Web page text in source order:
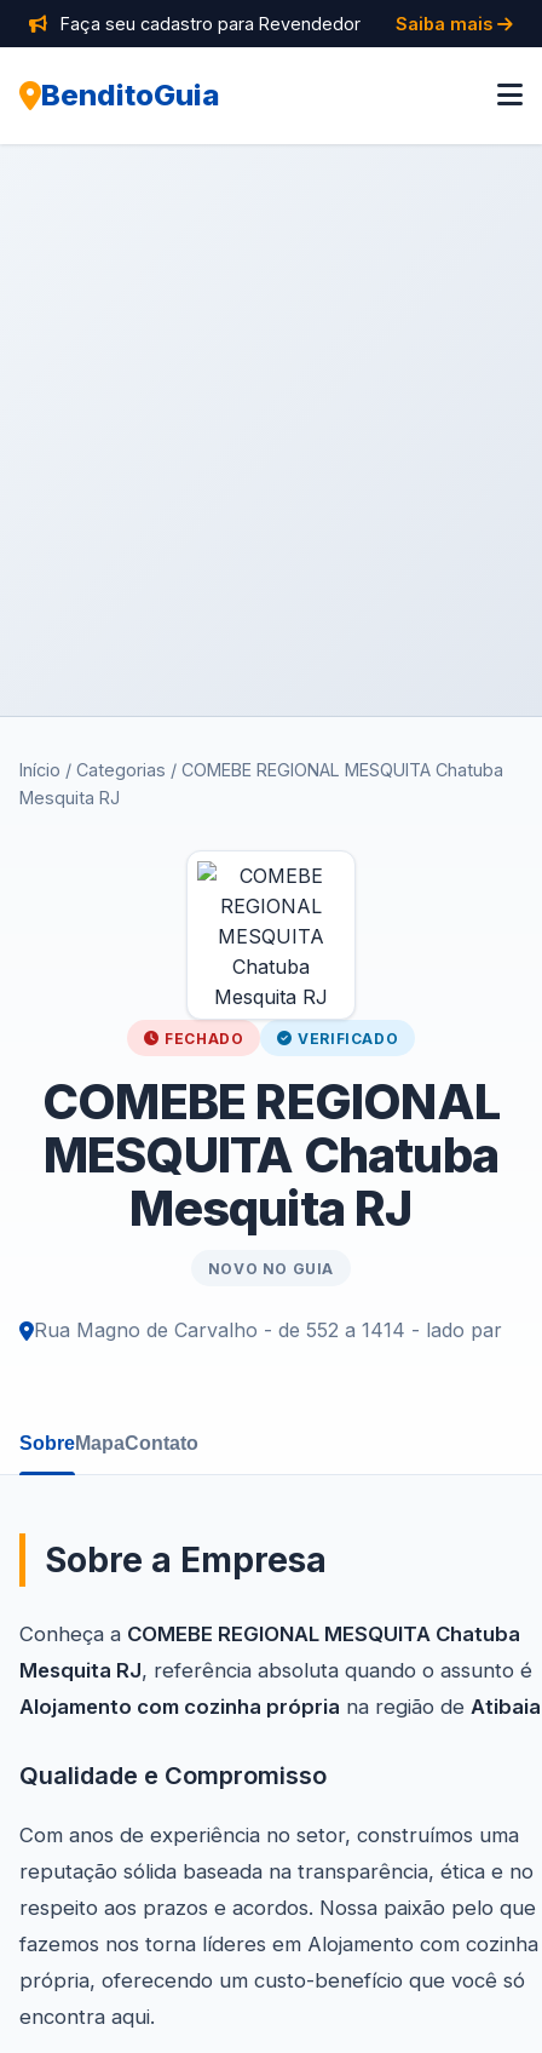
Faça seu cadastro para Revendedor Saiba mais
BenditoGuia
Início / Categorias / COMEBE REGIONAL MESQUITA Chatuba
Mesquita RJ
FECHADO VERIFICADO
COMEBE REGIONAL
MESQUITA Chatuba
Mesquita RJ
NOVO NO GUIA
Rua Magno de Carvalho - de 552 a 1414 - lado par
SobreMapaContato
Sobre a Empresa
Conheça a COMEBE REGIONAL MESQUITA Chatuba
Mesquita RJ, referência absoluta quando o assunto é
Alojamento com cozinha própria na região de Atibaia
Qualidade e Compromisso
Com anos de experiência no setor, construímos uma
reputação sólida baseada na transparência, ética e no
respeito aos prazos e acordos. Nossa paixão pelo que
fazemos nos torna líderes em Alojamento com cozinha
própria, oferecendo um custo-benefício que você só
encontra aqui.